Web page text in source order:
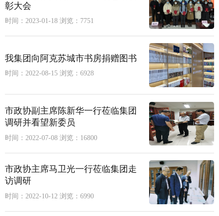
彰大会
时间：2023-01-18 浏览：7751
我集团向阿克苏城市书房捐赠图书
时间：2022-08-15 浏览：6928
市政协副主席陈新华一行莅临集团
调研并看望新委员
时间：2022-07-08 浏览：16800
市政协主席马卫光一行莅临集团走
访调研
时间：2022-10-12 浏览：6990